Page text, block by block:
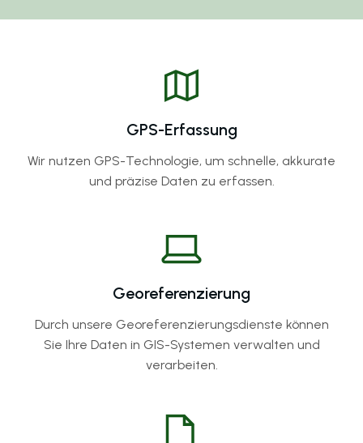
GPS-Erfassung
Wir nutzen GPS-Technologie, um schnelle, akkurate
und präzise Daten zu erfassen.
Georeferenzierung
Durch unsere Georeferenzierungsdienste können
Sie Ihre Daten in GIS-Systemen verwalten und
verarbeiten.